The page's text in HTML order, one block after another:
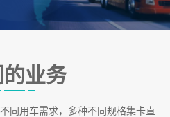
业务
同用车需求，多种不同规格集卡直